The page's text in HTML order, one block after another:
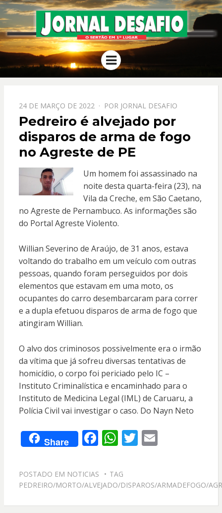
JORNAL
DESAFIO
O Sertão em 1º Lugar
Menu
PPOSTADO
EM
24 DE MARÇO DE 2022 POR JORNAL DESAFIO
Pedreiro é alvejado por
disparos de arma de fogo
no Agreste de PE
Um homem foi assassinado na
noite desta quarta-feira (23), na
Vila da Creche, em São Caetano,
no Agreste de Pernambuco. As informações são
do Portal Agreste Violento.
Willian Severino de Araújo, de 31 anos, estava
voltando do trabalho em um veículo com outras
pessoas, quando foram perseguidos por dois
elementos que estavam em uma moto, os
ocupantes do carro desembarcaram para correr
e a dupla efetuou disparos de arma de fogo que
atingiram Willian.
O alvo dos criminosos possivelmente era o irmão
da vítima que já sofreu diversas tentativas de
homicídio, o corpo foi periciado pelo IC –
Instituto Criminalística e encaminhado para o
Instituto de Medicina Legal (IML) de Caruaru, a
Polícia Civil vai investigar o caso. Do Nayn Neto
Share F
e
b
o
W
at
s
A
T
er
E
l
POSTADO EM NOTICIAS
TAG
PEDREIRO/MORTO/ALVEJADO/DISPAROS/ARMADEFOGO/